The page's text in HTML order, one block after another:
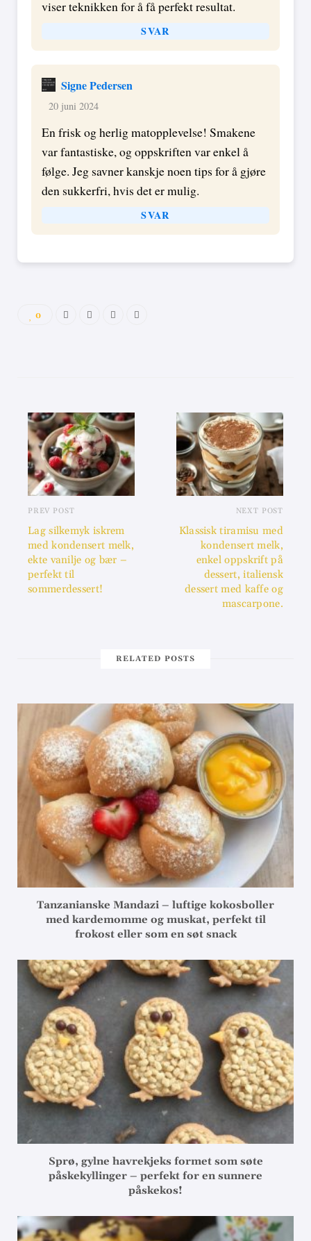
viser teknikken for å få perfekt resultat.
SVAR
Signe Pedersen
20 juni 2024
En frisk og herlig matopplevelse! Smakene
var fantastiske, og oppskriften var enkel å
følge. Jeg savner kanskje noen tips for å gjøre
den sukkerfri, hvis det er mulig.
SVAR
0
PREV POST
Lag silkemyk iskrem
med kondensert melk,
ekte vanilje og bær –
perfekt til
sommerdessert!
NEXT POST
Klassisk tiramisu med
kondensert melk,
enkel oppskrift på
dessert, italiensk
dessert med kaffe og
mascarpone.
RELATED POSTS
Tanzanianske Mandazi – luftige kokosboller
med kardemomme og muskat, perfekt til
frokost eller som en søt snack
Sprø, gylne havrekjeks formet som søte
påskekyllinger – perfekt for en sunnere
påskekos!